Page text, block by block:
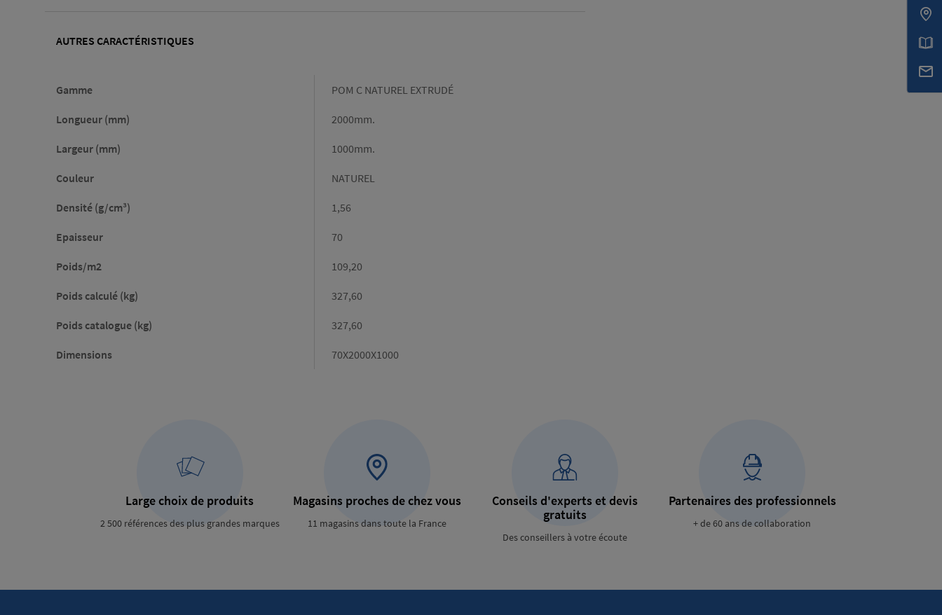
AUTRES CARACTÉRISTIQUES
Gamme Gamme
POM C NATUREL EXTRUDÉ
Longueur (mm)
Longueur
2000mm.
Largeur (mm)
Largeur
1000mm.
Couleur Couleur
NATUREL
Densité (g/cm³)
Densité
1,56
Epaisseur Epaisseur
70
Poids/m2 Poids/m2
109,20
Poids calculé (kg)
Poids
(kg)
327,60
Poids catalogue (kg)
Poids
(kg)
327,60
Dimensions Dimensions
70X2000X1000
Large choix de produits
2 500 références des plus grandes marques
Magasins proches de chez vous
11 magasins dans toute la France
Conseils d'experts et devis
gratuits
Des conseillers à votre écoute
Partenaires des professionnels
+ de 60 ans de collaboration